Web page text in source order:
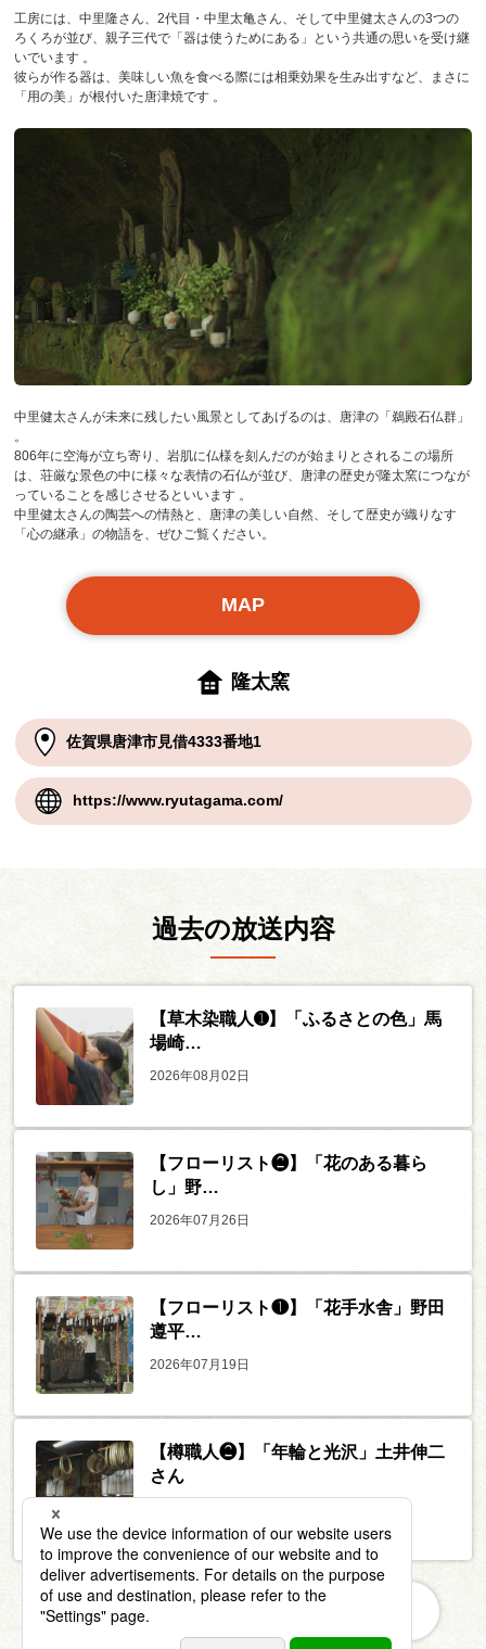
工房には、中里隆さん、2代目・中里太亀さん、そして中里健太さんの3つの
ろくろが並び、親子三代で「器は使うためにある」という共通の思いを受け継
いでいます 。
彼らが作る器は、美味しい魚を食べる際には相乗効果を生み出すなど、まさに
「用の美」が根付いた唐津焼です 。
中里健太さんが未来に残したい風景としてあげるのは、唐津の「鵜殿石仏群」
。
806年に空海が立ち寄り、岩肌に仏様を刻んだのが始まりとされるこの場所
は、荘厳な景色の中に様々な表情の石仏が並び、唐津の歴史が隆太窯につなが
っていることを感じさせるといいます 。
中里健太さんの陶芸への情熱と、唐津の美しい自然、そして歴史が織りなす
「心の継承」の物語を、ぜひご覧ください。
MAP
隆太窯
佐賀県唐津市見借4333番地1
https://www.ryutagama.com/
過去の放送内容
【草木染職人➊】「ふるさとの色」馬
場崎…
2026年08月02日
【フローリスト❷】「花のある暮ら
し」野…
2026年07月26日
【フローリスト❶】「花手水舎」野田
遵平…
2026年07月19日
【樽職人❷】「年輪と光沢」土井伸二
さん
もっと見る